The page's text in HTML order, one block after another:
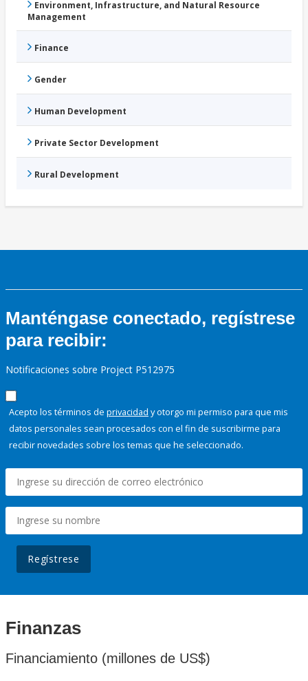
Environment, Infrastructure, and Natural Resource
Management
Finance
Gender
Human Development
Private Sector Development
Rural Development
Manténgase conectado, regístrese
para recibir:
Notificaciones sobre Project P512975
Acepto los términos de privacidad y otorgo mi permiso para que mis
datos personales sean procesados con el fin de suscribirme para
recibir novedades sobre los temas que he seleccionado.
Regístrese
Finanzas
Financiamiento (millones de US$)